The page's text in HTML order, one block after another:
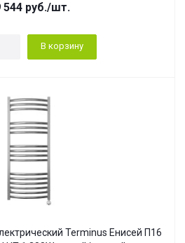
544руб./шт.
В корзину
Terminus Енисей П16